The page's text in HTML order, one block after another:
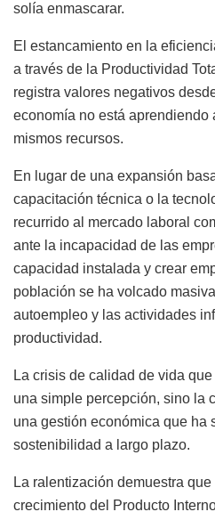
solía enmascarar.
El estancamiento en la
a través de la Productividad
registra valores negativos
economía no está aprendiendo
mismos recursos.
En lugar de una expansión
capacitación técnica o la
recurrido al mercado laboral
ante la incapacidad de las
capacidad instalada y crear
población se ha volcado
autoempleo y las actividades
productividad.
La crisis de calidad de vida
una simple percepción, sino la
una gestión económica que ha
sostenibilidad a largo plazo.
La ralentización demuestra que
crecimiento del Producto